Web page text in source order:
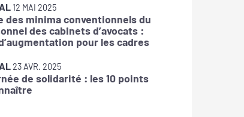
12 MAI 2025
des minima conventionnels du
des cabinets d’avocats :
pour les cadres
23 AVR. 2025
de solidarité : les 10 points